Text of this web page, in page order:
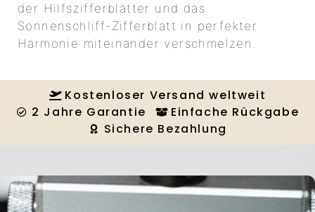
der Hilfszifferblätter und das
Sonnenschliff-Zifferblatt in perfekter
Harmonie miteinander verschmelzen.
Kostenloser Versand weltweit
2 Jahre Garantie
Einfache Rückgabe
Sichere Bezahlung